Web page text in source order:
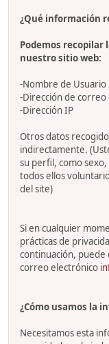
¿Qué información
Podemos
nuestro sitio web:
-Nombre de Usuario
-Dirección de
-Dirección IP
Otros datos
indirectamente.
su perfil, como
todos ellos
del site)
Si en cualquier
prácticas de
continuación, puede
correo electrónico
¿Cómo usamos la
Necesitamos esta